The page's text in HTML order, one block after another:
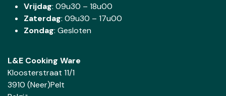
Vrijdag: 09u30 – 18u00
Zaterdag: 09u30 – 17u00
Zondag: Gesloten
L&E Cooking Ware
Kloosterstraat 11/1
3910 (Neer)Pelt